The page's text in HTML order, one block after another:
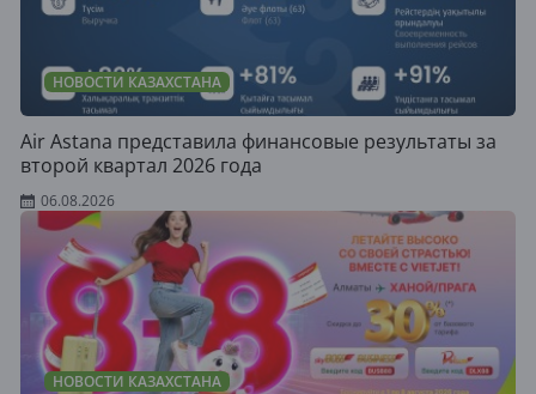
НОВОСТИ КАЗАХСТАНА
Air Astana представила финансовые результаты за
второй квартал 2026 года
06.08.2026
НОВОСТИ КАЗАХСТАНА